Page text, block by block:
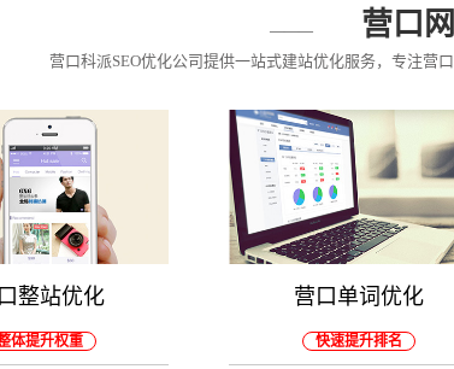
营口
营口科派SEO优化公司提供一站式建站优化服务，专注营
整站优化
体提升权重
营口单词优化
快速提升排名